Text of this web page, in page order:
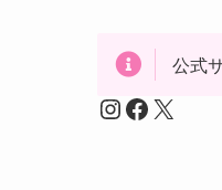
公式
Instagram
Facebook
X